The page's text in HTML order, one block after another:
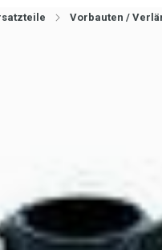
Vorbauten /